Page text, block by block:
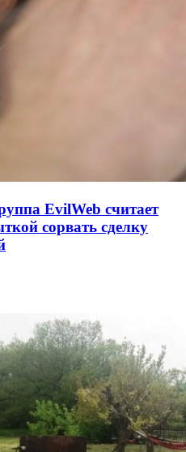
EvilWeb считает
сорвать сделку